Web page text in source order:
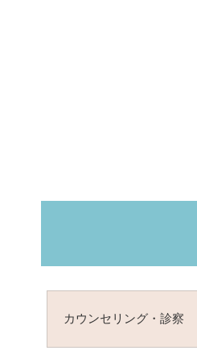
カウンセリング・診察